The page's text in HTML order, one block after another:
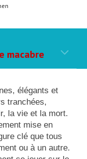
macabre
élégants et
tranchées,
la vie et la mort.
mise en
clé que tous
ou à un autre.